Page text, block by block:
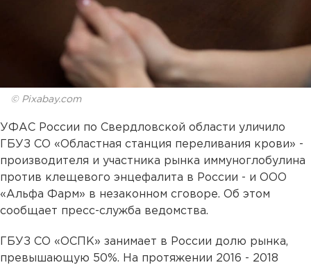
© Pixabay.com
УФАС России по Свердловской области уличило
ГБУЗ СО «Областная станция переливания крови» -
производителя и участника рынка иммуноглобулина
против клещевого энцефалита в России - и ООО
«Альфа Фарм» в незаконном сговоре. Об этом
сообщает пресс-служба ведомства.
ГБУЗ СО «ОСПК» занимает в России долю рынка,
превышающую 50%. На протяжении 2016 - 2018